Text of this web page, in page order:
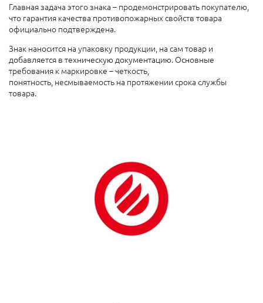
Главная задача этого знака – продемонстрировать покупателю,
что гарантия качества противопожарных свойств товара
официально подтверждена.
Знак наносится на упаковку продукции, на сам товар и
добавляется в техническую документацию. Основные
требования к маркировке – четкость,
понятность, несмываемость на протяжении срока службы
товара.